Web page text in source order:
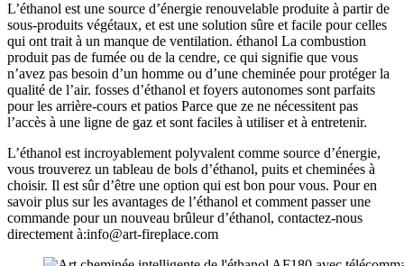
L’éthanol est une source d’énergie renouvelable produite à partir de
sous-produits végétaux, et est une solution sûre et facile pour celles
qui ont trait à un manque de ventilation. éthanol La combustion
produit pas de fumée ou de la cendre, ce qui signifie que vous
n’avez pas besoin d’un homme ou d’une cheminée pour protéger la
qualité de l’air. fosses d’éthanol et foyers autonomes sont parfaits
pour les arrière-cours et patios Parce que ze ne nécessitent pas
l’accès à une ligne de gaz et sont faciles à utiliser et à entretenir.
L’éthanol est incroyablement polyvalent comme source d’énergie,
vous trouverez un tableau de bols d’éthanol, puits et cheminées à
choisir. Il est sûr d’être une option qui est bon pour vous. Pour en
savoir plus sur les avantages de l’éthanol et comment passer une
commande pour un nouveau brûleur d’éthanol, contactez-nous
directement à:info@art-fireplace.com